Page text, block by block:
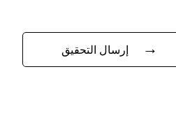
إرسال التحقيق →